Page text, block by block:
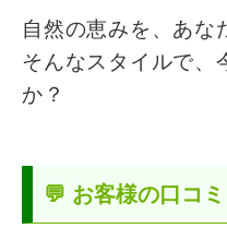
自然の恵みを、あな
そんなスタイルで、
か？
💬 お客様の口コ